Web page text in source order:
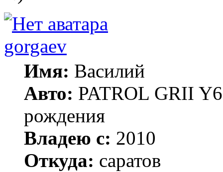
gorgaev
Имя: Василий
Авто: PATROL GRII
рождения
Владею с: 2010
Откуда: саратов